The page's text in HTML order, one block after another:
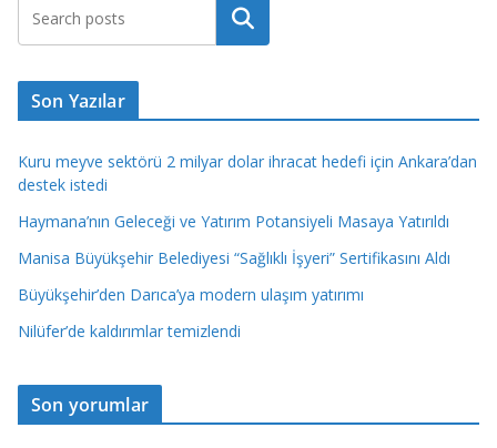
Ara
Son Yazılar
Kuru meyve sektörü 2 milyar dolar ihracat hedefi için Ankara’dan
destek istedi
Haymana’nın Geleceği ve Yatırım Potansiyeli Masaya Yatırıldı
Manisa Büyükşehir Belediyesi “Sağlıklı İşyeri” Sertifikasını Aldı
Büyükşehir’den Darıca’ya modern ulaşım yatırımı
Nilüfer’de kaldırımlar temizlendi
Son yorumlar